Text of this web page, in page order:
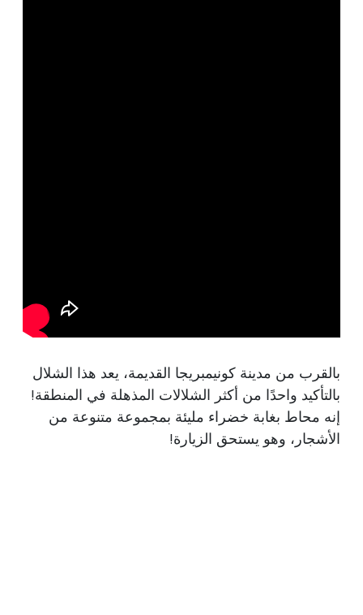
بالقرب من مدينة كونيمبريجا القديمة، يعد هذا الشلال
بالتأكيد واحدًا من أكثر الشلالات المذهلة في المنطقة!
إنه محاط بغابة خضراء مليئة بمجموعة متنوعة من
الأشجار، وهو يستحق الزيارة!